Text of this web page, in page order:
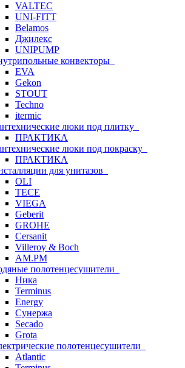
VALTEC
UNI-FITT
Belamos
Джилекс
UNIPUMP
конвекторы
EVA
Gekon
STOUT
Techno
itermic
люки под плитку
ПРАКТИКА
люки под покраску
ПРАКТИКА
для унитазов
OLI
TECE
VIEGA
Geberit
GROHE
Cersanit
Villeroy & Boch
AM.PM
полотенцесушители
Ника
Terminus
Energy
Сунержа
Secado
Grota
полотенцесушители
Atlantic